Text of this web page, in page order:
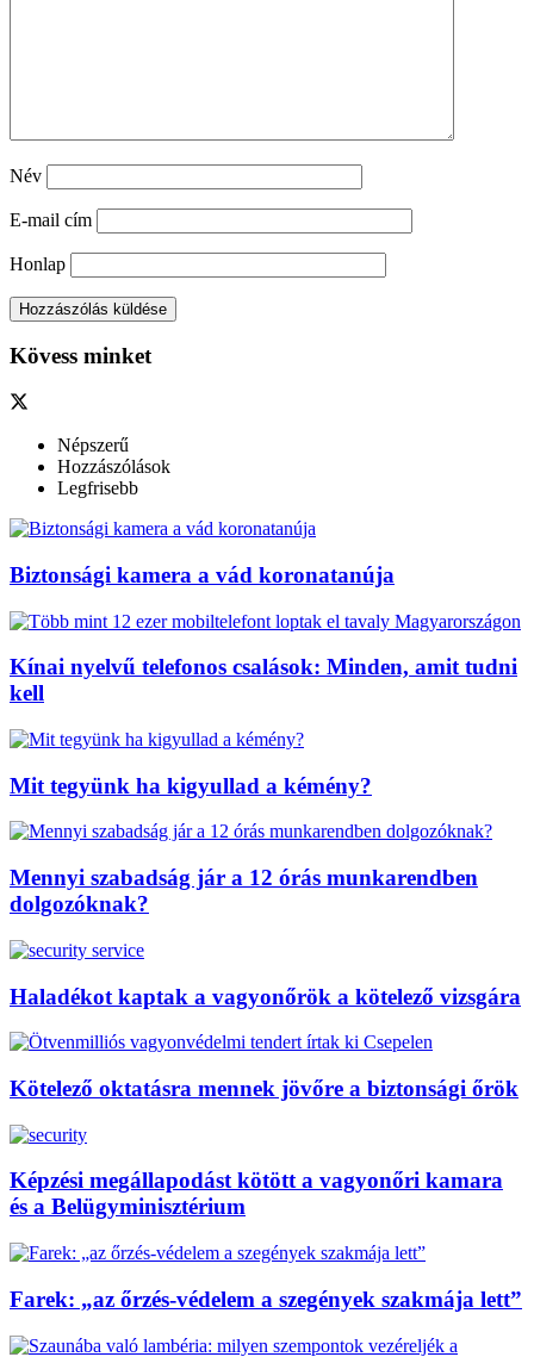
Név
E-mail cím
Honlap
Kövess minket
Népszerű
Hozzászólások
Legfrisebb
Biztonsági kamera a vád koronatanúja
Kínai nyelvű telefonos csalások: Minden, amit tudni
kell
Mit tegyünk ha kigyullad a kémény?
Mennyi szabadság jár a 12 órás munkarendben
dolgozóknak?
Haladékot kaptak a vagyonőrök a kötelező vizsgára
Kötelező oktatásra mennek jövőre a biztonsági őrök
Képzési megállapodást kötött a vagyonőri kamara
és a Belügyminisztérium
Farek: „az őrzés-védelem a szegények szakmája lett”